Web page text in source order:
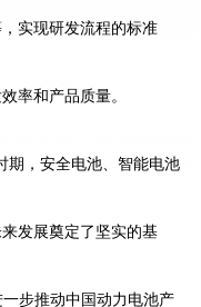
实现研发流程的标准
率和产品质量。
期，安全电池、智能电池
发展奠定了坚实的基
步推动中国动力电池产